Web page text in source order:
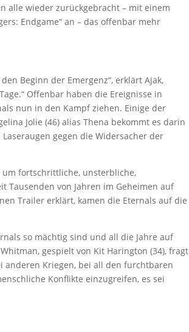
alle wieder zurückgebracht – mit einem
Endgame“ an – das offenbar mehr
Beginn der Emergenz“, erklärt Ajak,
Offenbar haben die Ereignisse in
nun in den Kampf ziehen. Einige der
Jolie (46) alias Thena bekommt es darin
gegen die Widersacher der
um fortschrittliche, unsterbliche,
Tausenden von Jahren im Geheimen auf
Trailer erklärt, kamen die Eternals auf die
so mächtig sind und all die Jahre auf
gespielt von Kit Harington (34), fragt
anderen Kriegen, bei all den furchtbaren
Konflikte einzugreifen, es sei